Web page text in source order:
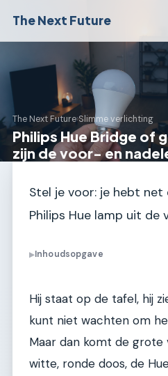
The Next Future
The Next Future›Slimme verlichting
Philips Hue Bridge of
zijn de voor- en
Stel je voor: je hebt net
Philips Hue lamp uit de
▶Inhoudsopgave
Hij staat op de tafel, hij
kunt niet wachten om
Maar dan komt de grote
witte, ronde doos, de